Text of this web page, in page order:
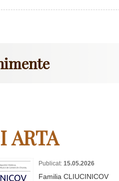
ARTA
Publicat: 15.05.2026
Familia CLIUCINICOV